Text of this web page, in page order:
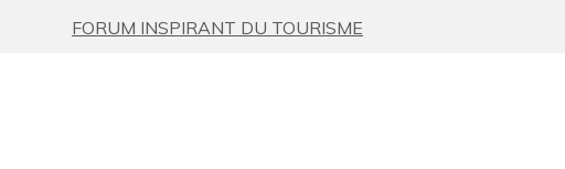
FORUM INSPIRANT DU TOURISME